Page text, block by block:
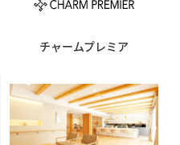
チャームプレミア